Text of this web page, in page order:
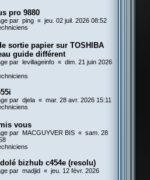
pro 9880
par ping « jeu. 02 juil. 2026 08:52
sortie papier sur TOSHIBA
guide différent
par levillageinfo « dim. 21 juin 2026
par djela « mar. 28 avr. 2026 15:11
vous
par MACGUYVER BIS « sam. 28
bizhub c454e (resolu)
par madjid « jeu. 12 févr. 2026